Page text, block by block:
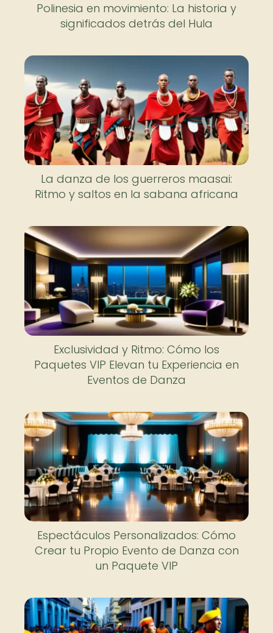
Polinesia en movimiento: La historia y
significados detrás del Hula
La danza de los guerreros maasai:
Ritmo y saltos en la sabana africana
Exclusividad y Ritmo: Cómo los
Paquetes VIP Elevan tu Experiencia en
Eventos de Danza
Espectáculos Personalizados: Cómo
Crear tu Propio Evento de Danza con
un Paquete VIP